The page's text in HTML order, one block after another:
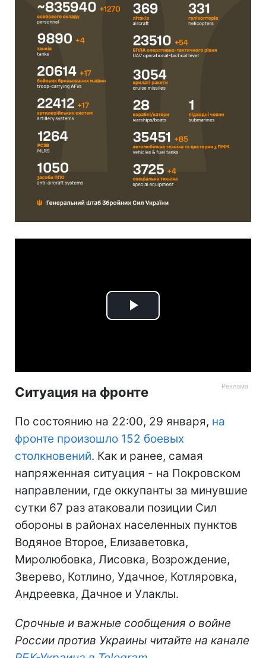
Play
Ситуация на фронте
По состоянию на 22:00, 29 января, на
фронте произошло 152 боевых
столкновений. Как и ранее, самая
напряженная ситуация - на Покровском
направлении, где оккупанты за минувшие
сутки 67 раз атаковали позиции Сил
обороны в районах населенных пунктов
Водяное Второе, Елизаветовка,
Миролюбовка, Лисовка, Возрождение,
Зверево, Котлино, Удачное, Котляровка,
Андреевка, Дачное и Улаклы.
Срочные и важные сообщения о войне
России против Украины читайте на канале